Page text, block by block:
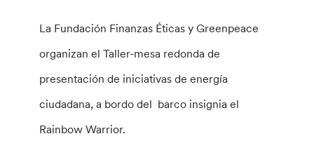
La Fundación Finanzas Éticas y Greenpeace
organizan el Taller-mesa redonda de
presentación de iniciativas de energía
ciudadana, a bordo del barco insignia el
Rainbow Warrior.